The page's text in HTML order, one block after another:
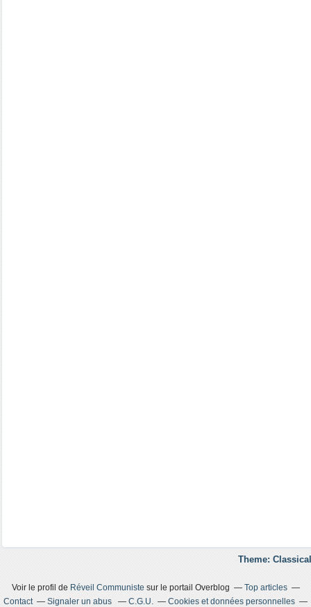
Theme:
Voir le profil de Réveil Communiste sur le portail Overblog
Top articles
Contact
Signaler un abus C.G.U.
Cookies et données personnelles